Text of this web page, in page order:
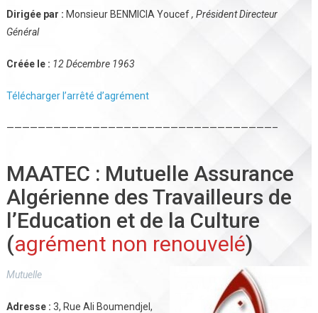
Dirigée par : Monsieur BENMICIA Youcef, Président Directeur
Général
Créée le : 12 Décembre 1963
Télécharger l’arrêté d’agrément
——————————————————————————————————–
MAATEC : Mutuelle Assurance
Algérienne des Travailleurs de
l’Education et de la Culture
(agrément non renouvelé)
Mutuelle
Adresse : 3, Rue Ali Boumendjel,